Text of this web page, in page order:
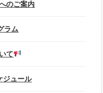
のご案内
ラム
て
ジュール